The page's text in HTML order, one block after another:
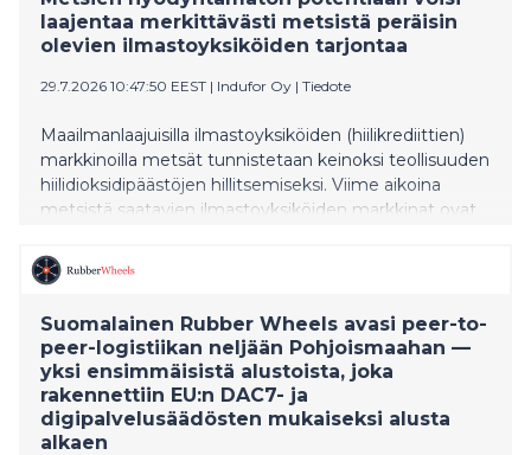
laajentaa merkittävästi metsistä peräisin
olevien ilmastoyksiköiden tarjontaa
29.7.2026 10:47:50 EEST | Indufor Oy | Tiedote
Maailmanlaajuisilla ilmastoyksiköiden (hiilikrediittien)
markkinoilla metsät tunnistetaan keinoksi teollisuuden
hiilidioksidipäästöjen hillitsemiseksi. Viime aikoina
metsistä saatavien ilmastoyksiköiden markkinat ovat
noin 40 miljoonan hiilidioksiditonnin sitomista metsien
biologisen kasvun kautta. Metsäperäisten
ollut vain noin 8–10 euroa hiilidioksiditonnia kohti.
Hinta on ollut erittäin alhainen verrattuna esimerkiksi
Euroopan päästökauppajärjestelmässä (ETS) äskettäin
toteutuneeseen 75–85 euron hintaan hiilidioksiditonnia
kohti. Yleisesti ottaen metsäperäisen hiilen hinnan
Suomalainen Rubber Wheels avasi peer-to-
peer-logistiikan neljään Pohjoismaahan —
yksi ensimmäisistä alustoista, joka
rakennettiin EU:n DAC7- ja
digipalvelusäädösten mukaiseksi alusta
alkaen